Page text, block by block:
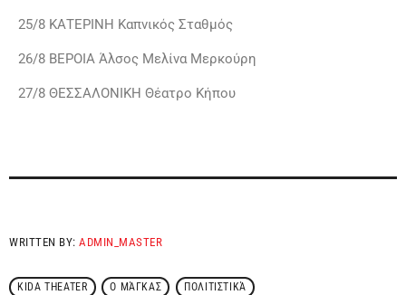
25/8 ΚΑΤΕΡΙΝΗ Καπνικός Σταθμός
26/8 ΒΕΡΟΙΑ Άλσος Μελίνα Μερκούρη
27/8 ΘΕΣΣΑΛΟΝΙΚΗ Θέατρο Κήπου
WRITTEN BY:ADMIN_MASTER
KIDA THEATER Ο ΜΆΓΚΑΣ ΠΟΛΙΤΙΣΤΙΚΆ